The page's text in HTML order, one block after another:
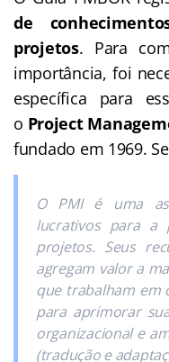
de
projetos. Para
importância, foi
específica para
o Project
fundado em 1969.
O PMI é uma
lucrativos para a
projetos. Seus
agregam valor a
que trabalham em
para aprimorar
organizacional e
(tradução e